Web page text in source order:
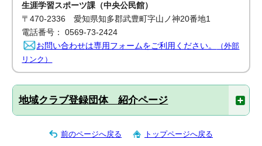
生涯学習スポーツ課（中央公民館）
〒470-2336 愛知県知多郡武豊町字山ノ神20番地1
電話番号： 0569-73-2424
お問い合わせは専用フォームをご利用ください。
（外部
リンク）
地域クラブ登録団体 紹介ページ
前のページへ戻る トップページへ戻る